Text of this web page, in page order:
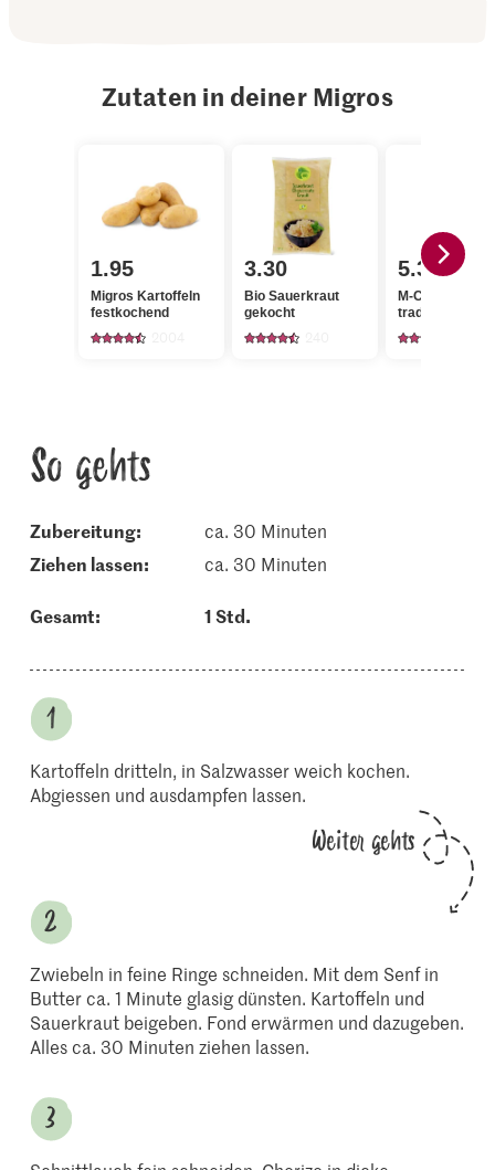
Zutaten in deiner Migros
1.95
Migros Kartoffeln
festkochend
3.30
Bio Sauerkraut
gekocht
5.30
M-Classic
traditionell
So gehts
Zubereitung:
ca. 30 Minuten
ziehen lassen:
ca. 30 Minuten
Gesamt: 1 Std.
Kartoffeln dritteln, in Salzwasser weich kochen.
Abgiessen und ausdampfen lassen.
Weiter gehts
Zwiebeln in feine Ringe schneiden. Mit dem Senf in
Butter ca. 1 Minute glasig dünsten. Kartoffeln und
Sauerkraut beigeben. Fond erwärmen und dazugeben.
Alles ca. 30 Minuten ziehen lassen.